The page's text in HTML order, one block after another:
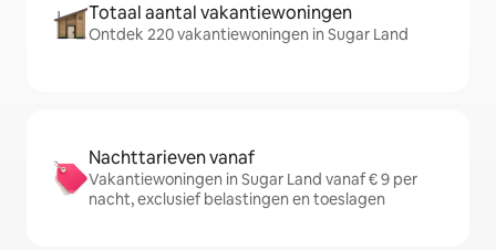
Totaal aantal vakantiewoningen
Ontdek 220 vakantiewoningen in Sugar Land
Nachttarieven vanaf
Vakantiewoningen in Sugar Land vanaf € 9 per
nacht, exclusief belastingen en toeslagen